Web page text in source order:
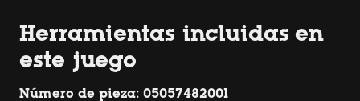
Herramientas incluidas en
este juego
Número de pieza: 05057482001